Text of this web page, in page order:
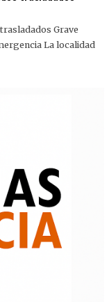
Grave
La localidad